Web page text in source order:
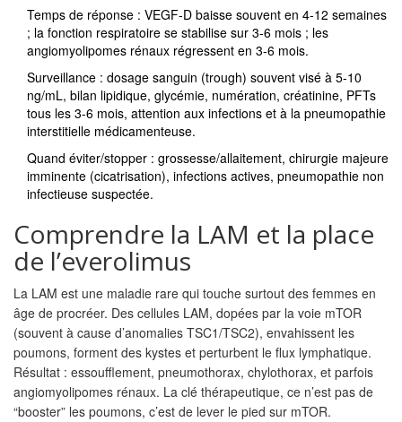
Temps de réponse : VEGF-D baisse souvent en 4-12 semaines
; la fonction respiratoire se stabilise sur 3-6 mois ; les
angiomyolipomes rénaux régressent en 3-6 mois.
Surveillance : dosage sanguin (trough) souvent visé à 5-10
ng/mL, bilan lipidique, glycémie, numération, créatinine, PFTs
tous les 3-6 mois, attention aux infections et à la pneumopathie
interstitielle médicamenteuse.
Quand éviter/stopper : grossesse/allaitement, chirurgie majeure
imminente (cicatrisation), infections actives, pneumopathie non
infectieuse suspectée.
Comprendre la LAM et la place
de l’everolimus
La LAM est une maladie rare qui touche surtout des femmes en
âge de procréer. Des cellules LAM, dopées par la voie mTOR
(souvent à cause d’anomalies TSC1/TSC2), envahissent les
poumons, forment des kystes et perturbent le flux lymphatique.
Résultat : essoufflement, pneumothorax, chylothorax, et parfois
angiomyolipomes rénaux. La clé thérapeutique, ce n’est pas de
“booster” les poumons, c’est de lever le pied sur mTOR.